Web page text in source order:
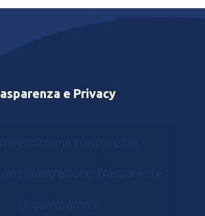
e Privacy
trasparente
Trasparente
Organigramma